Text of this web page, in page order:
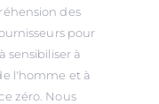
des
pour
sensibiliser à
l'homme et à
zéro. Nous